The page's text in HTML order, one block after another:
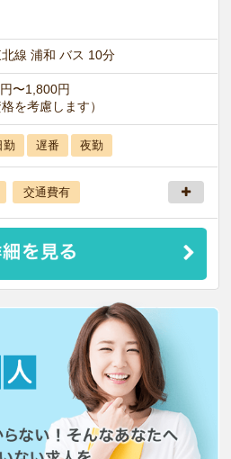
北線 浦和 バス 10分
〜1,800円
格を考慮します）
勤 遅番 夜勤
交通費有